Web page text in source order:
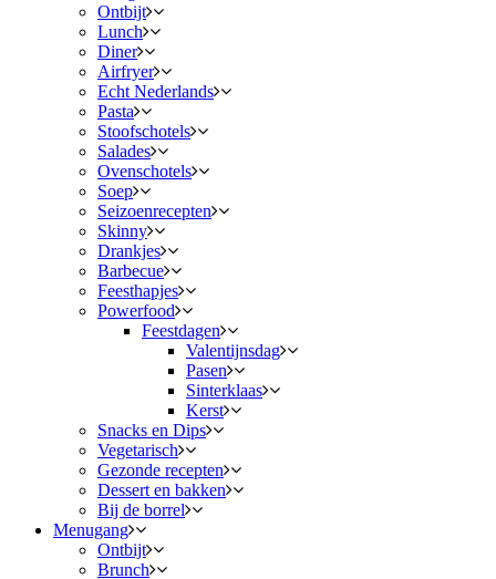
Ontbijt
Lunch
Diner
Airfryer
Echt Nederlands
Pasta
Stoofschotels
Salades
Ovenschotels
Soep
Seizoenrecepten
Skinny
Drankjes
Barbecue
Feesthapjes
Powerfood
Feestdagen
Valentijnsdag
Pasen
Sinterklaas
Kerst
Snacks en Dips
Vegetarisch
Gezonde recepten
Dessert en bakken
Bij de borrel
Menugang
Ontbijt
Brunch